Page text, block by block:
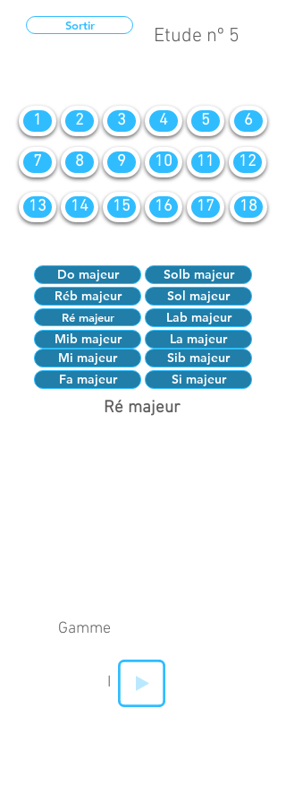
Sortir Etude nº 5
1 2 3 4 5 6
7 8 9 10 11 12
13 14 15 16 17 18
Do majeur
Solb majeur
Réb majeur
Sol majeur
Ré majeur
Lab majeur
Mib majeur
Mi majeur
La majeur
Sib majeur
Fa majeur
Si majeur
Ré majeur
Gamme
I